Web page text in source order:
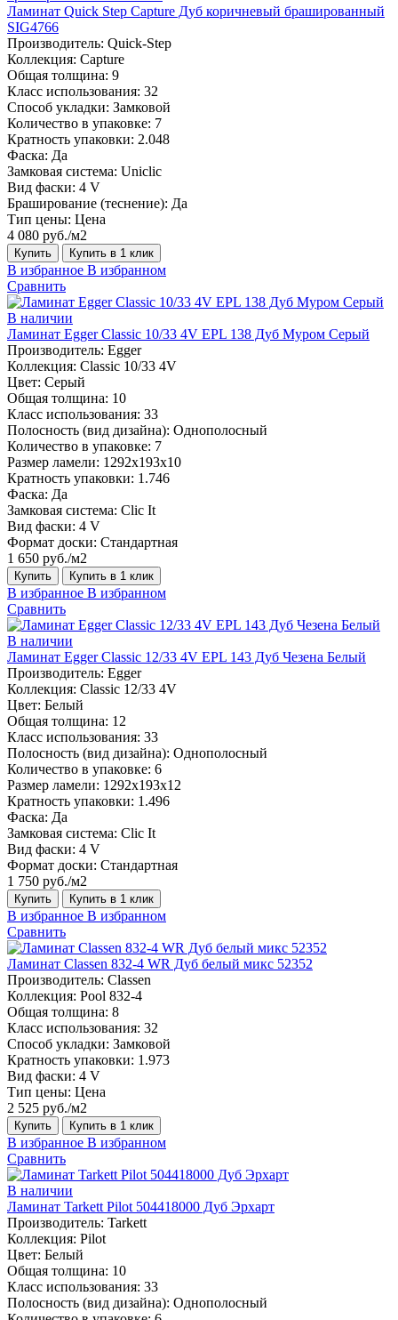
Ламинат Quick Step Capture Дуб коричневый брашированный
SIG4766
Производитель: Quick-Step
Коллекция: Capture
Общая толщина: 9
Класс использования: 32
Способ укладки: Замковой
Количество в упаковке: 7
Кратность упаковки: 2.048
Фаска: Да
Замковая система: Uniclic
Вид фаски: 4 V
Браширование (теснение): Да
Тип цены: Цена
4 080 руб./м2
Купить Купить в 1 клик
В избранное В избранном
Сравнить
В наличии
Ламинат Egger Classic 10/33 4V EPL 138 Дуб Муром Серый
Производитель: Egger
Коллекция: Classic 10/33 4V
Цвет: Серый
Общая толщина: 10
Класс использования: 33
Полосность (вид дизайна): Однополосный
Количество в упаковке: 7
Размер ламели: 1292х193х10
Кратность упаковки: 1.746
Фаска: Да
Замковая система: Clic It
Вид фаски: 4 V
Формат доски: Стандартная
1 650 руб./м2
Купить Купить в 1 клик
В избранное В избранном
Сравнить
В наличии
Ламинат Egger Classic 12/33 4V EPL 143 Дуб Чезена Белый
Производитель: Egger
Коллекция: Classic 12/33 4V
Цвет: Белый
Общая толщина: 12
Класс использования: 33
Полосность (вид дизайна): Однополосный
Количество в упаковке: 6
Размер ламели: 1292х193х12
Кратность упаковки: 1.496
Фаска: Да
Замковая система: Clic It
Вид фаски: 4 V
Формат доски: Стандартная
1 750 руб./м2
Купить Купить в 1 клик
В избранное В избранном
Сравнить
Ламинат Classen 832-4 WR Дуб белый микс 52352
Производитель: Classen
Коллекция: Pool 832-4
Общая толщина: 8
Класс использования: 32
Способ укладки: Замковой
Кратность упаковки: 1.973
Вид фаски: 4 V
Тип цены: Цена
2 525 руб./м2
Купить Купить в 1 клик
В избранное В избранном
Сравнить
В наличии
Ламинат Tarkett Pilot 504418000 Дуб Эрхарт
Производитель: Tarkett
Коллекция: Pilot
Цвет: Белый
Общая толщина: 10
Класс использования: 33
Полосность (вид дизайна): Однополосный